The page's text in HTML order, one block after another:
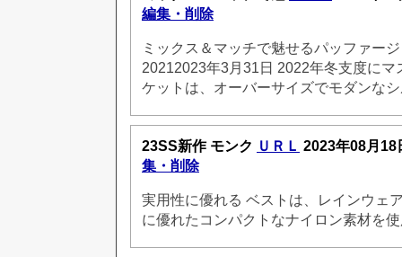
編集・削除
ミックス＆マッチで魅せるパッファー
20212023年3月31日 2022年冬支度にマ
ケットは、オーバーサイズでモダンな
23SS新作 モンク ＵＲＬ 2023年08月
集・削除
実用性に優れる ベストは、レインウェ
に優れたコンパクトなナイロン素材を